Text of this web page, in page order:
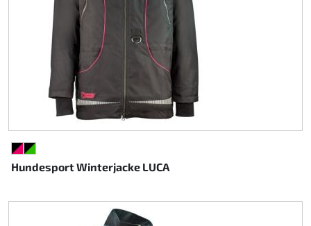
Hundesport Winterjacke LUCA
SCHWARZ/PINK
SCHWARZ/GRÜN